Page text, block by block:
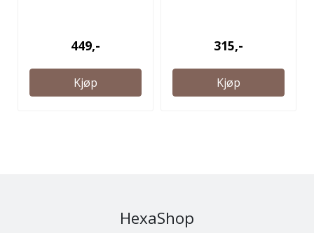
449,-
Kjøp
315,-
Kjøp
HexaShop